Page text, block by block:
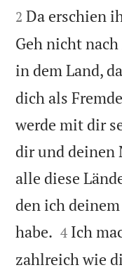
2 Da erschien
Geh nicht
in dem Land,
dich als
werde mit dir
dir und deinen
alle diese
den ich
habe. 

4 Ich
zahlreich wie